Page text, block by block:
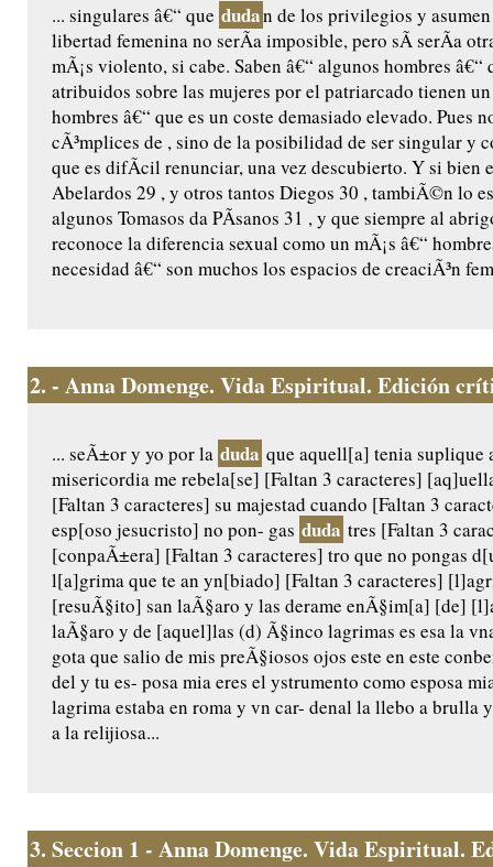
... singulares â€“ que dudan de los privilegios y
libertad femenina no serÃ­a imposible, pero sÃ­ serÃ­a
mÃ¡s violento, si cabe. Saben â€“ algunos hombres
atribuidos sobre las mujeres por el patriarcado tienen
hombres â€“ que es un coste demasiado elevado. Pues
cÃ³mplices de , sino de la posibilidad de ser singular y
que es difÃ­cil renunciar, una vez descubierto. Y si bien
Abelardos 29 , y otros tantos Diegos 30 , tambiÃ©n lo
algunos Tomasos da PÃ­sanos 31 , y que siempre al
reconoce la diferencia sexual como un mÃ¡s â€“
necesidad â€“ son muchos los espacios de creaciÃ³n
2. - Anna Domenge. Vida Espiritual. Edición
... seÃ±or y yo por la duda que aquell[a] tenia suplique
misericordia me rebela[se] [Faltan 3 caracteres]
[Faltan 3 caracteres] su majestad cuando [Faltan 3
esp[oso jesucristo] no pon- gas duda tres [Faltan 3
[conpaÃ±era] [Faltan 3 caracteres] tro que no pongas
l[a]grima que te an yn[biado] [Faltan 3 caracteres]
[resuÃ§ito] san laÃ§aro y las derame enÃ§im[a] [de]
laÃ§aro y de [aquel]las (d) Ã§inco lagrimas es esa la
gota que salio de mis preÃ§iosos ojos este en este
del y tu es- posa mia eres el ystrumento como esposa
lagrima estaba en roma y vn car- denal la llebo a brulla
a la relijiosa...
3. Seccion 1 - Anna Domenge. Vida Espiritual.